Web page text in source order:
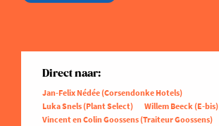
Direct naar:
Jan-Felix Nédée (Corsendonke Hotels)
Luka Snels (Plant Select)
Willem Beeck (E-bis)
Vincent en Colin Goossens (Traiteur Goossens)